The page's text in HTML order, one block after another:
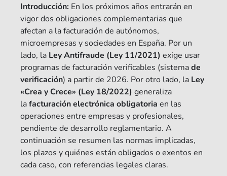
Introducción: En los próximos años entrarán en
vigor dos obligaciones complementarias que
afectan a la facturación de autónomos,
microempresas y sociedades en España. Por un
lado, la Ley Antifraude (Ley 11/2021) exige usar
programas de facturación verificables (sistemade
verificación) a partir de 2026. Por otro lado, la Ley
«Crea y Crece» (Ley 18/2022) generaliza
lafacturación electrónica obligatoria en las
operaciones entre empresas y profesionales,
pendiente de desarrollo reglamentario. A
continuación se resumen las normas implicadas,
los plazos y quiénes están obligados o exentos en
cada caso, con referencias legales claras.